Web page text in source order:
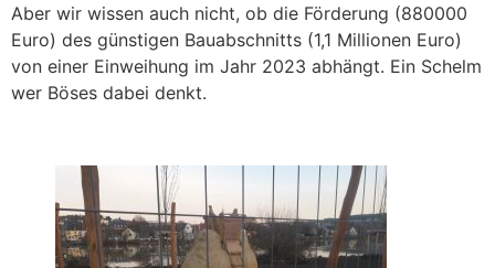
Aber wir wissen auch nicht, ob die Förderung (880000
Euro) des günstigen Bauabschnitts (1,1 Millionen Euro)
von einer Einweihung im Jahr 2023 abhängt. Ein Schelm
wer Böses dabei denkt.